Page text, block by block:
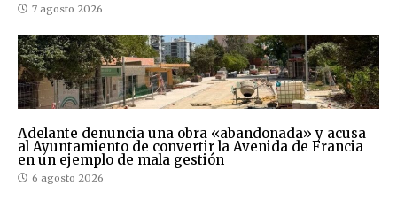
7 agosto 2026
Adelante denuncia una obra «abandonada» y acusa
al Ayuntamiento de convertir la Avenida de Francia
en un ejemplo de mala gestión
6 agosto 2026